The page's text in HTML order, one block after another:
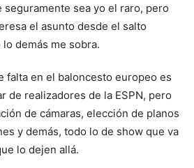
seguramente sea yo el raro, pero
el asunto desde el salto
demás me sobra.
falta en el baloncesto europeo es
de realizadores de la ESPN, pero
de cámaras, elección de planos
y demás, todo lo de show que va
lo dejen allá.